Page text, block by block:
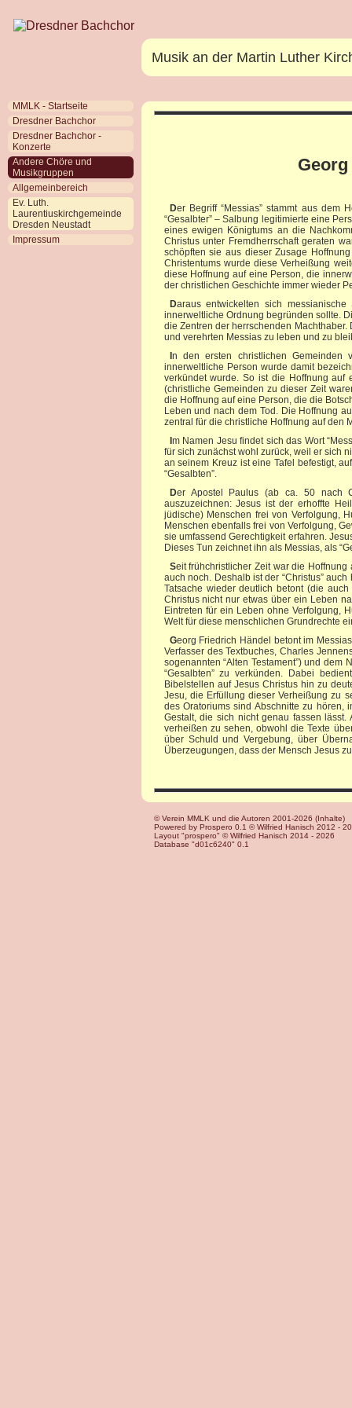
MMLK - Startseite
Dresdner Bachchor
Dresdner Bachchor -
Konzerte
Andere Chöre und
Musikgruppen
Allgemeinbereich
Ev. Luth.
Laurentiuskirchgemeinde
Dresden Neustadt
Impressum
Musik an der Martin Luther
Der Begriff “Messias” stammt aus dem Hebräischen, einem Zweig der semitischen Sprachengruppe. Er steht dort für den Titel
“Gesalbter” – Salbung legitimierte eine
eines ewigen Königtums an die
Christus unter Fremdherrschaft geraten
schöpften sie aus dieser Zusage
Christentums wurde diese Verheißung
diese Hoffnung auf eine Person, die
der christlichen Geschichte immer wieder
Daraus entwickelten sich messianische Strömungen, die auf eine diesseitige charismatische Person hofften, die eine neue
innerweltliche Ordnung begründen sollte.
die Zentren der herrschenden
und verehrten Messias zu leben und zu
innerweltliche Person wurde damit
verkündet wurde. So ist die Hoffnung auf
(christliche Gemeinden zu dieser Zeit
die Hoffnung auf eine Person, die die
Leben und nach dem Tod. Die Hoffnung
zentral für die christliche Hoffnung auf den
für sich zunächst wohl zurück, weil er sich
an seinem Kreuz ist eine Tafel befestigt,
“Gesalbten”.
Der Apostel Paulus (ab ca. 50 nach Christus) verwendet den Titel “Christus”, um die Person Jesu hervorzuheben und
auszuzeichnen: Jesus ist der erhoffte
jüdische) Menschen frei von Verfolgung,
Menschen ebenfalls frei von Verfolgung,
sie umfassend Gerechtigkeit erfahren.
Dieses Tun zeichnet ihn als Messias, als
Seit frühchristlicher Zeit war die Hoffnung auf das ewige Leben maßgeblich für den christlichen Glauben und ist es natürlich heute
auch noch. Deshalb ist der “Christus”
Tatsache wieder deutlich betont (die
Christus nicht nur etwas über ein Leben
Eintreten für ein Leben ohne Verfolgung,
Welt für diese menschlichen Grundrechte
Georg Friedrich Händel betont im Messias ausschließlich die geistlich-religiöse Bedeutung des “Messias”. Dafür lassen er und der
Verfasser des Textbuches, Charles
sogenannten “Alten Testament”) und
“Gesalbten” zu verkünden. Dabei
Bibelstellen auf Jesus Christus hin zu
Jesu, die Erfüllung dieser Verheißung zu
des Oratoriums sind Abschnitte zu hören,
Gestalt, die sich nicht genau fassen
verheißen zu sehen, obwohl die Texte
über Schuld und Vergebung, über
Überzeugungen, dass der Mensch Jesus
© Verein MMLK und die Autoren 2001-2026 (Inhalte)
Powered by Prospero 0.1 © Wilfried Hanisch 2012 -
Layout "prospero" © Wilfried Hanisch 2014 - 2026
Database "d01c6240" 0.1